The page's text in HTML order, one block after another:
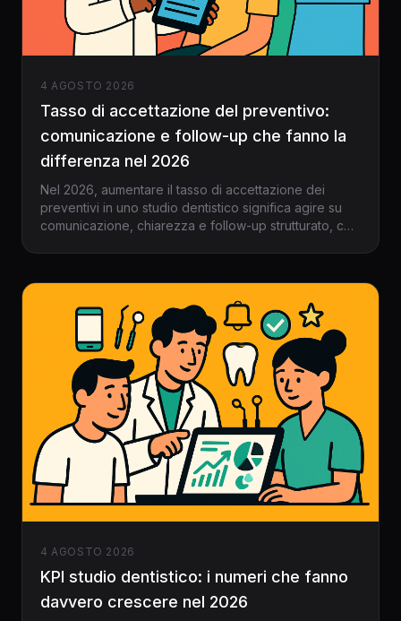
4 AGOSTO 2026
Tasso di accettazione del preventivo:
comunicazione e follow-up che fanno la
differenza nel 2026
Nel 2026, aumentare il tasso di accettazione dei
preventivi in uno studio dentistico significa agire su
comunicazione, chiarezza e follow-up strutturato, con
4 AGOSTO 2026
KPI studio dentistico: i numeri che fanno
davvero crescere nel 2026